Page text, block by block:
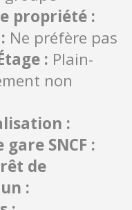
propriété :
: Ne préfère pas
: Plain-
non
:
SNCF :
de
: